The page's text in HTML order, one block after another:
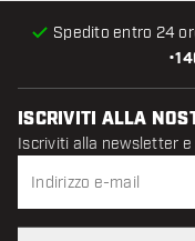
•
Spedito entro 24
ISCRIVITI ALLA
Iscriviti alla newsletter